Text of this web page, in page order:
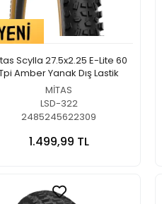
Scylla 27.5x2.25 E-Lite 60
Amber Yanak Dış Lastik
MİTAS
LSD-322
2485245622309
1.499,99 TL